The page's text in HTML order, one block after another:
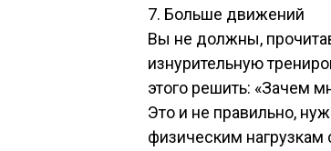
7. Больше движений
Вы не должны,
изнурительную
этого решить: «Зачем
Это и не правильно,
физическим нагрузкам